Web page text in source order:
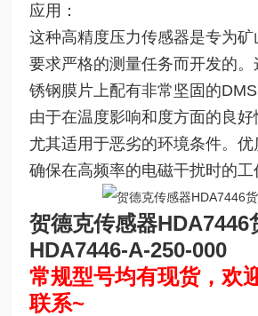
应用：
这种高精度压力传感器是专为矿
要求严格的测量任务而开发的
锈钢膜片上配有非常坚固的DMS
由于在温度影响和度方面的良
尤其适用于恶劣的环境条件。
确保在高频率的电磁干扰时的工
贺德克传感器HDA7446
HDA7446-A-250-000
常规型号均有现货，欢
联系~